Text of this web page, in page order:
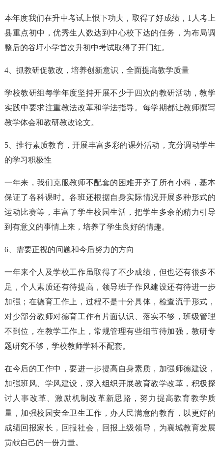
本年度我们在升中考试上恨下功夫，取得了好成绩，1人考上
县重点初中，优秀生人数达到中心校下达的任务，为布局调
整后的谷圩小学首次升初中考试取得了开门红。
4、抓教研促教改，培养创新意识，全面提高教学质量
学校教研组每学年度坚持开展不少于四次的教研活动，教学
实践中要求注重教法改革和学法指导。每学期都让教师撰写
教学体会和教研教改论文。
5、推行素质教育，开展丰富多彩的课外活动，充分调动学生
的学习积极性
一年来，我们克服教师不配套的困难开齐了所有小科，基本
保证了各科课时。各班还根据自身实际情况开展多种形式的
运动比赛等，丰富了学生校园生活，把学生多余的精力引导
到有意义的事情上来，培养了学生良好的情趣。
6、需要正视的问题和今后努力的方向
一年来个人及学校工作虽取得了不少成绩，但也还有很多不
足，个人素质还有待提高，领导班子作风建设还有待进一步
加强；在德育工作上，过程不是十分具体，检查流于形式，
对少部分教师对德育工作有片面认识、落实不够，班级管理
不到位，在教学工作上，常规管理有些细节待加强，教研专
题研究不够，学校教师学科不配套。
在今后的工作中，要进一步提高自身素质，加强师德建设，
加强班风、学风建设，深入组织开展教育教学改革，积极探
讨人事改革、激励机制改革新思路，努力提高教育教学质
量，加强校园安全卫生工作，办人民满意的教育，以更好的
成绩回报家长，回报社会，回报上级领导，为襄城教育发展
贡献自己的一份力量。